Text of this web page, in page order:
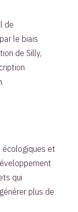
de
le biais
de Silly,
écologiques et
qui
plus de